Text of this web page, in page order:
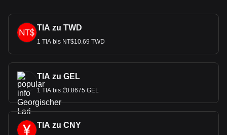
TIA zu TWD
1 TIA bis NT$10.69 TWD
TIA zu GEL
1 TIA bis ₾0.8675 GEL
TIA zu CNY